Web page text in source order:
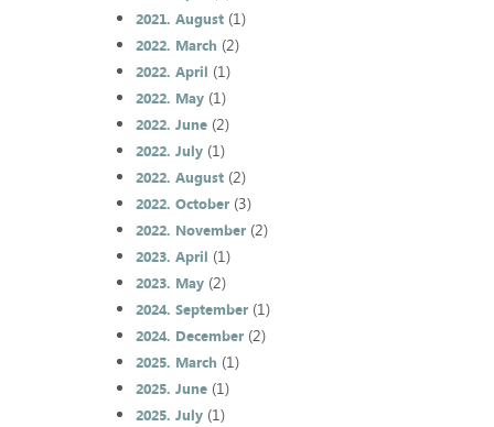
2021. August(1)
2022. March (2)
2022. April (1)
2022. May(1)
2022. June(2)
2022. July(1)
2022. August(2)
2022. October(3)
2022. November(2)
2023. April (1)
2023. May(2)
2024. September(1)
2024. December(2)
2025. March (1)
2025. June(1)
2025. July(1)